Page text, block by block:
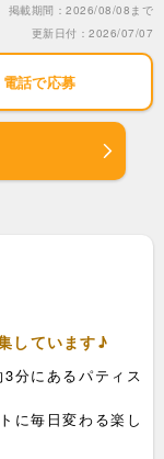
掲載期間：2026/08/08まで
更新日付：2026/07/07
電話で応募
しています♪
分にあるパティス
に毎日変わる楽し